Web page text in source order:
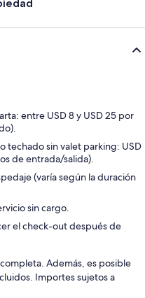
entre USD 8 y USD 25 por
techado sin valet parking: USD
de entrada/salida).
(varía según la duración
sin cargo.
el check-out después de
Además, es posible
Importes sujetos a